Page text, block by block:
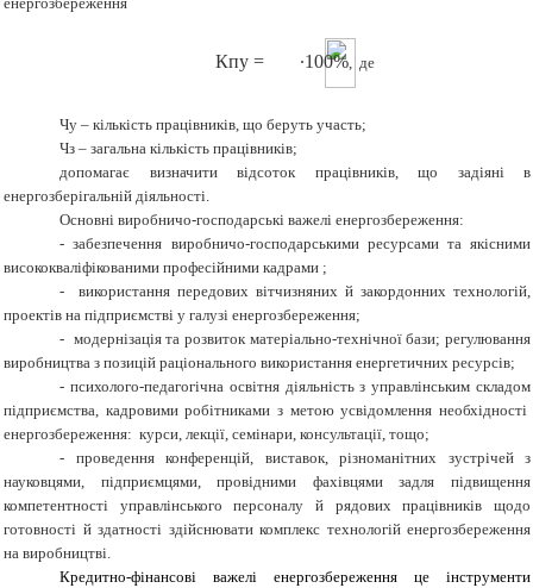
Кпу = ∙100% де
Чу – кількість працівників, що беруть участь;
Чз – загальна кількість працівників;
допомагає визначити відсоток працівників, що задіяні в
енергозберігальній діяльності.
Основні виробничо-господарські важелі енергозбереження:
- забезпечення виробничо-господарськими ресурсами та якісними
висококваліфікованими професійними кадрами ;
- використання передових вітчизняних й закордонних технологій,
проектів на підприємстві у галузі енергозбереження;
- модернізація та розвиток матеріально-технічної бази; регулювання
виробництва з позицій раціонального використання енергетичних ресурсів;
- психолого-педагогічна освітня діяльність з управлінським складом
підприємства, кадровими робітниками з метою усвідомлення необхідності
енергозбереження: курси, лекції, семінари, консультації, тощо;
- проведення конференцій, виставок, різноманітних зустрічей з
науковцями, підприємцями, провідними фахівцями задля підвищення
компетентності управлінського персоналу й рядових працівників щодо
готовності й здатності здійснювати комплекс технологій енергозбереження
на виробництві.
Кредитно-фінансові важелі енергозбереження
це
інструменти